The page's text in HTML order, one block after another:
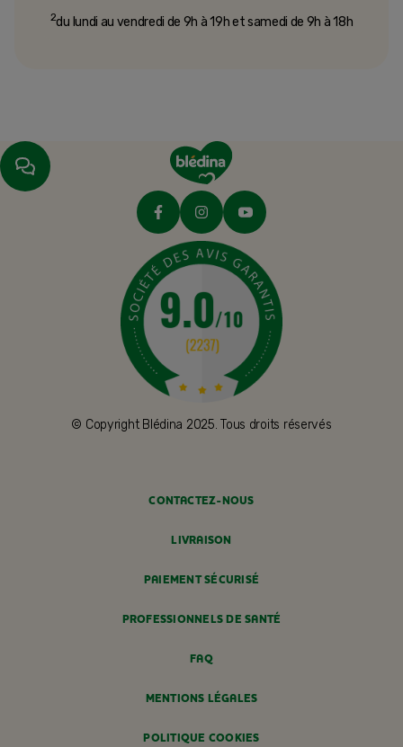
2du lundi au vendredi de 9h à 19h et samedi de 9h à 18h
© Copyright Blédina 2025. Tous droits réservés
CONTACTEZ-NOUS
LIVRAISON
PAIEMENT SÉCURISÉ
PROFESSIONNELS DE SANTÉ
FAQ
MENTIONS LÉGALES
POLITIQUE COOKIES